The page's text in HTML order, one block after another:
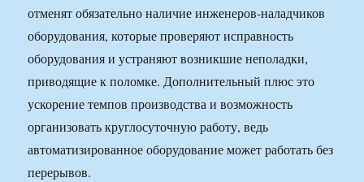
отменят обязательно наличие инженеров-наладчиков
оборудования, которые проверяют исправность
оборудования и устраняют возникшие неполадки,
приводящие к поломке. Дополнительный плюс это
ускорение темпов производства и возможность
организовать круглосуточную работу, ведь
автоматизированное оборудование может работать без
перерывов.